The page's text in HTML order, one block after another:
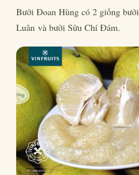
Bưởi Đoan Hùng có 2 giống
Luân và bưởi Sửu Chí Đám.